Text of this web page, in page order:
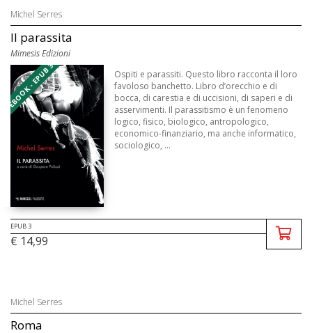
Michel Serres
Il parassita
Mimesis Edizioni
EBOOK - EPUB 3
Ospiti e parassiti. Questo libro racconta il loro
favoloso banchetto. Libro d’orecchio e di
bocca, di carestia e di uccisioni, di saperi e di
asservimenti. Il parassitismo è un fenomeno
logico, fisico, biologico, antropologico,
economico-finanziario, ma anche informatico,
sociologico, ...
EPUB 3
€ 14,99
Michel Serres
Roma